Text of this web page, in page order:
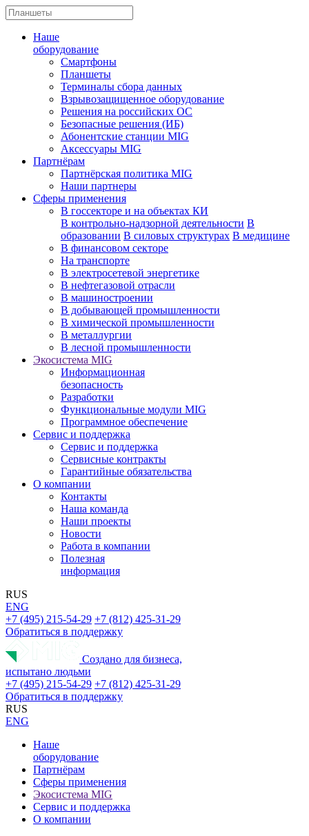
Наше
оборудование
Смартфоны
Планшеты
Терминалы сбора данных
Взрывозащищенное оборудование
Решения на российских ОС
Безопасные решения (ИБ)
Абонентские станции MIG
Аксессуары MIG
Партнёрам
Партнёрская политика MIG
Наши партнеры
Сферы применения
В госсекторе и на объектах КИ
В контрольно-надзорной деятельности В
образовании В силовых структурах В медицине
В финансовом секторе
На транспорте
В электросетевой энергетике
В нефтегазовой отрасли
В машиностроении
В добывающей промышленности
В химической промышленности
В металлургии
В лесной промышленности
Экосистема MIG
Информационная
безопасность
Разработки
Функциональные модули MIG
Программное обеспечение
Сервис и поддержка
Сервис и поддержка
Сервисные контракты
Гарантийные обязательства
О компании
Контакты
Наша команда
Наши проекты
Новости
Работа в компании
Полезная
информация
RUS
ENG
+7 (495) 215-54-29 +7 (812) 425-31-29
Обратиться в поддержку
Создано для бизнеса,
испытано людьми
+7 (495) 215-54-29 +7 (812) 425-31-29
Обратиться в поддержку
RUS
ENG
Наше
оборудование
Партнёрам
Сферы применения
Экосистема MIG
Сервис и поддержка
О компании